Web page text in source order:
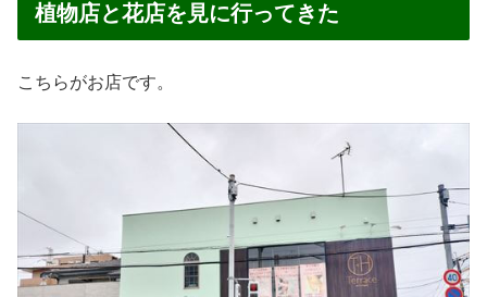
植物店と花店を見に行ってきた
こちらがお店です。